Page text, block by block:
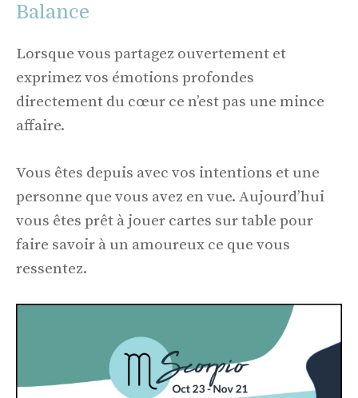
Balance
Lorsque vous partagez ouvertement et
exprimez vos émotions profondes
directement du cœur ce n’est pas une mince
affaire.
Vous êtes depuis avec vos intentions et une
personne que vous avez en vue. Aujourd’hui
vous êtes prêt à jouer cartes sur table pour
faire savoir à un amoureux ce que vous
ressentez.